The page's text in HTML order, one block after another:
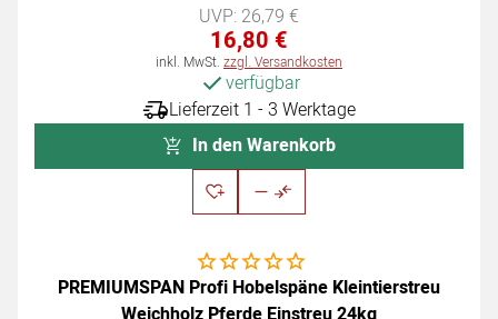
UVP:
UVP: 26,79 €
16,80 €
Steuerhinweis:
inkl. MwSt. zzgl. Versandkosten
verfügbar
Lieferzeit 1 - 3 Werktage
In den Warenkorb
Noch keine Bewertungen abgegeben
PREMIUMSPAN Profi Hobelspäne Kleintierstreu